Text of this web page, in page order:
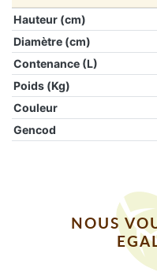
Hauteur (cm)
Diamètre (cm)
Contenance (L)
Poids (Kg)
Couleur
Gencod
NOUS